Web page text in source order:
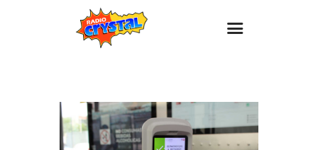
Estaciones
Eventos